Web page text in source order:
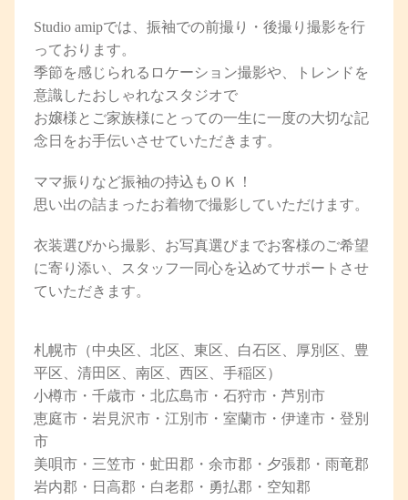
Studio amipでは、振袖での前撮り・後撮り撮影を行
っております。
季節を感じられるロケーション撮影や、トレンドを
意識したおしゃれなスタジオで
お嬢様とご家族様にとっての一生に一度の大切な記
念日をお手伝いさせていただきます。
ママ振りなど振袖の持込もＯＫ！
思い出の詰まったお着物で撮影していただけます。
衣装選びから撮影、お写真選びまでお客様のご希望
に寄り添い、スタッフ一同心を込めてサポートさせ
ていただきます。
札幌市（中央区、北区、東区、白石区、厚別区、豊
平区、清田区、南区、西区、手稲区）
小樽市・千歳市・北広島市・石狩市・芦別市
恵庭市・岩見沢市・江別市・室蘭市・伊達市・登別
市
美唄市・三笠市・虻田郡・余市郡・夕張郡・雨竜郡
岩内郡・日高郡・白老郡・勇払郡・空知郡